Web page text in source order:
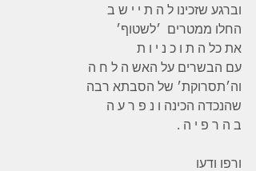
וברגע שזכינו ל ה ת י י ש ב
החלו ממטרים  ׳לשטוף׳
את כל ה ת ו כ נ י ו ת
עם הבשרים על האש ה ל ח ה
וה׳תסרוקת׳ של הסבתא רבה
שהנכדה הכינה ו נ פ ר ע ה
ב ה ר פ י ה .
ורפו ודעו